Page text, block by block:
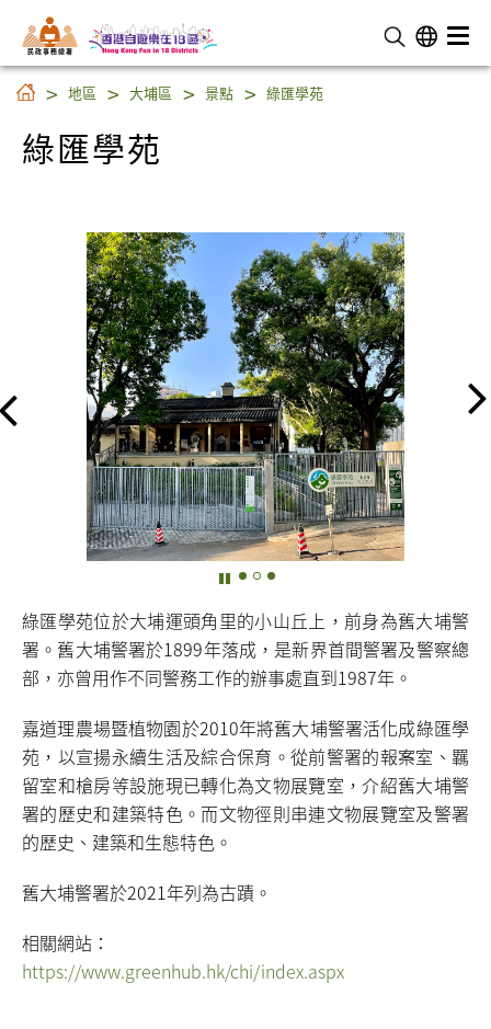
民 政 事 務 總 署
綠匯學苑
地區 大埔區 景點 綠匯學苑
綠匯學苑
綠匯學苑位於大埔運頭角里的小山丘上，前身為舊大埔警
署。舊大埔警署於1899年落成，是新界首間警署及警察總
部，亦曾用作不同警務工作的辦事處直到1987年。
嘉道理農場暨植物園於2010年將舊大埔警署活化成綠匯學
苑，以宣揚永續生活及綜合保育。從前警署的報案室、羈
留室和槍房等設施現已轉化為文物展覽室，介紹舊大埔警
署的歷史和建築特色。而文物徑則串連文物展覽室及警署
的歷史、建築和生態特色。
舊大埔警署於2021年列為古蹟。
相關網站：
https://www.greenhub.hk/chi/index.aspx